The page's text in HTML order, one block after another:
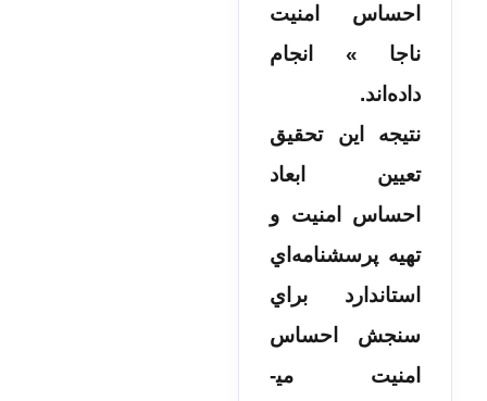
احساس امنیت
ناجا » انجام
داده‌اند.
نتیجه این تحقیق
تعیین ابعاد
احساس امنیت و
تهیه پرسشنامه‌­اي
استاندارد براي
سنجش احساس
امنیت می­